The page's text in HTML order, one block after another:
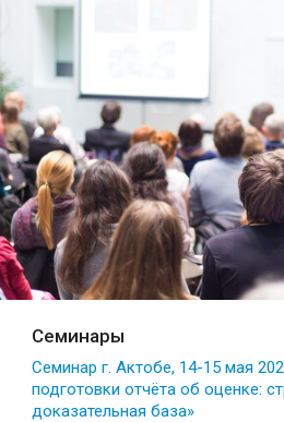
Семинары
Семинар г. Актобе, 14-15 мая
подготовки отчёта об оценке:
доказательная база»